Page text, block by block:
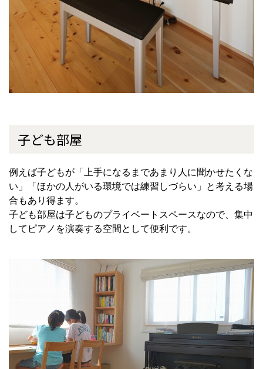
子ども部屋
例えば子どもが「上手になるまであまり人に聞かせたくな
い」「ほかの人がいる環境では練習しづらい」と考える場
合もあり得ます。
子ども部屋は子どものプライベートスペースなので、集中
してピアノを演奏する空間として便利です。